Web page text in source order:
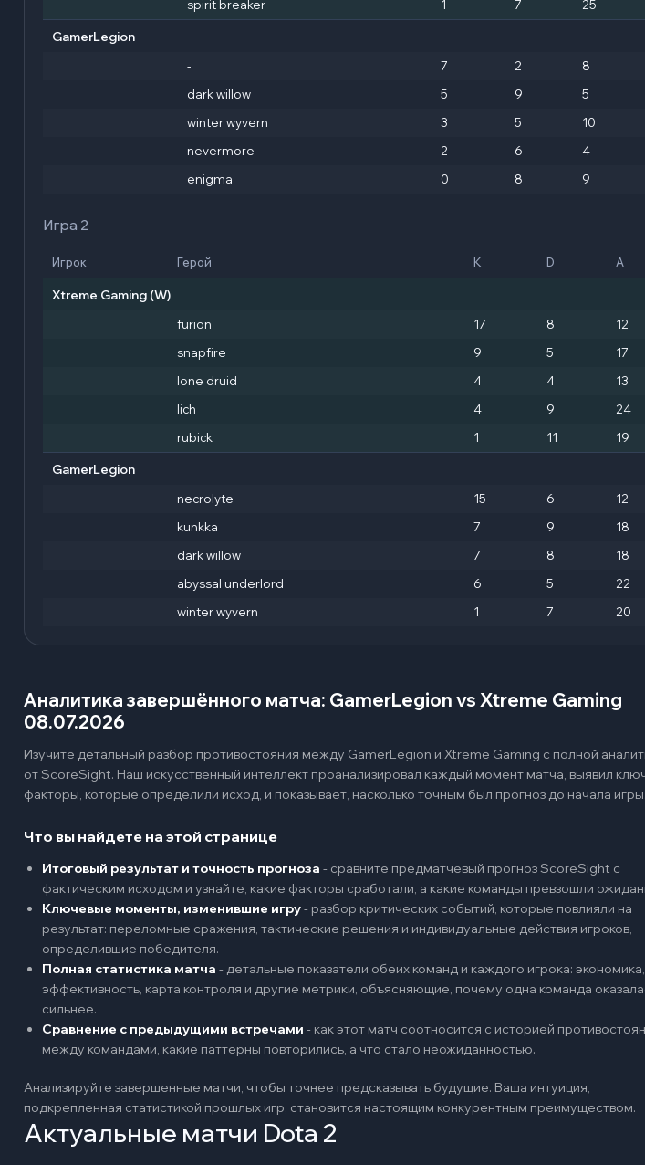
spirit breaker
1 7 25
GamerLegion
- 7 2 8
dark willow
5 9 5
winter wyvern
3 5 10
nevermore
2 6 4
enigma
0 8 9
Игра 2
Игрок Герой K D A
Xtreme Gaming (W)
furion 17 8 12
snapfire
9 5 17
lone druid
4 4 13
lich
4 9 24
rubick
1 11 19
GamerLegion
necrolyte 15 6 12
kunkka
7 9 18
dark willow
7 8 18
abyssal underlord
6 5 22
winter wyvern
1 7 20
Аналитика завершённого матча: GamerLegion vs Xtreme Gaming
08.07.2026
Изучите детальный разбор противостояния между GamerLegion и Xtreme Gaming с полной
от ScoreSight. Наш искусственный интеллект проанализировал каждый момент матча, выявил
факторы, которые определили исход, и показывает, насколько точным был прогноз до начала игры.
Что вы найдете на этой странице
Итоговый результат и точность прогноза - сравните предматчевый прогноз ScoreSight с
фактическим исходом и узнайте, какие факторы сработали, а какие команды превзошли
Ключевые моменты, изменившие игру- разбор критических событий, которые повлияли на
результат: переломные сражения, тактические решения и индивидуальные действия игроков,
определившие победителя.
Полная статистика матча - детальные показатели обеих команд и каждого игрока: экономика,
эффективность, карта контроля и другие метрики, объясняющие, почему одна команда
сильнее.
Сравнение с предыдущими встречами - как этот матч соотносится с историей
между командами, какие паттерны повторились, а что стало неожиданностью.
Анализируйте завершенные матчи, чтобы точнее предсказывать будущие. Ваша интуиция,
подкрепленная статистикой прошлых игр, становится настоящим конкурентным преимуществом.
Актуальные матчи Dota 2